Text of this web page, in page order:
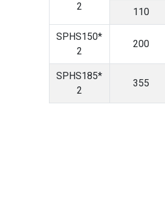
2
110
SPHS150*
2
200
SPHS185*
2
355